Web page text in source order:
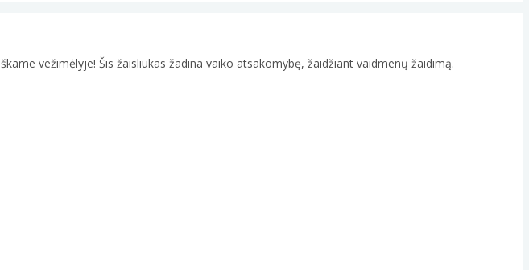
vežimėlyje! Šis žaisliukas žadina vaiko atsakomybę, žaidžiant vaidmenų žaidimą.